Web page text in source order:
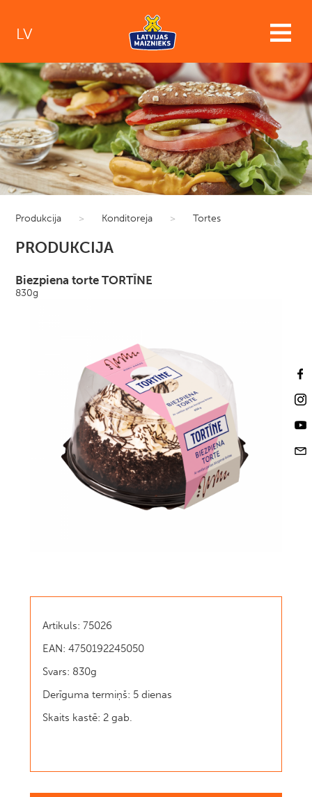
LV
Produkcija > Konditoreja > Tortes
PRODUKCIJA
Biezpiena torte TORTĪNE
830g
Artikuls: 75026
EAN: 4750192245050
Svars: 830g
Derīguma termiņš: 5 dienas
Skaits kastē: 2 gab.